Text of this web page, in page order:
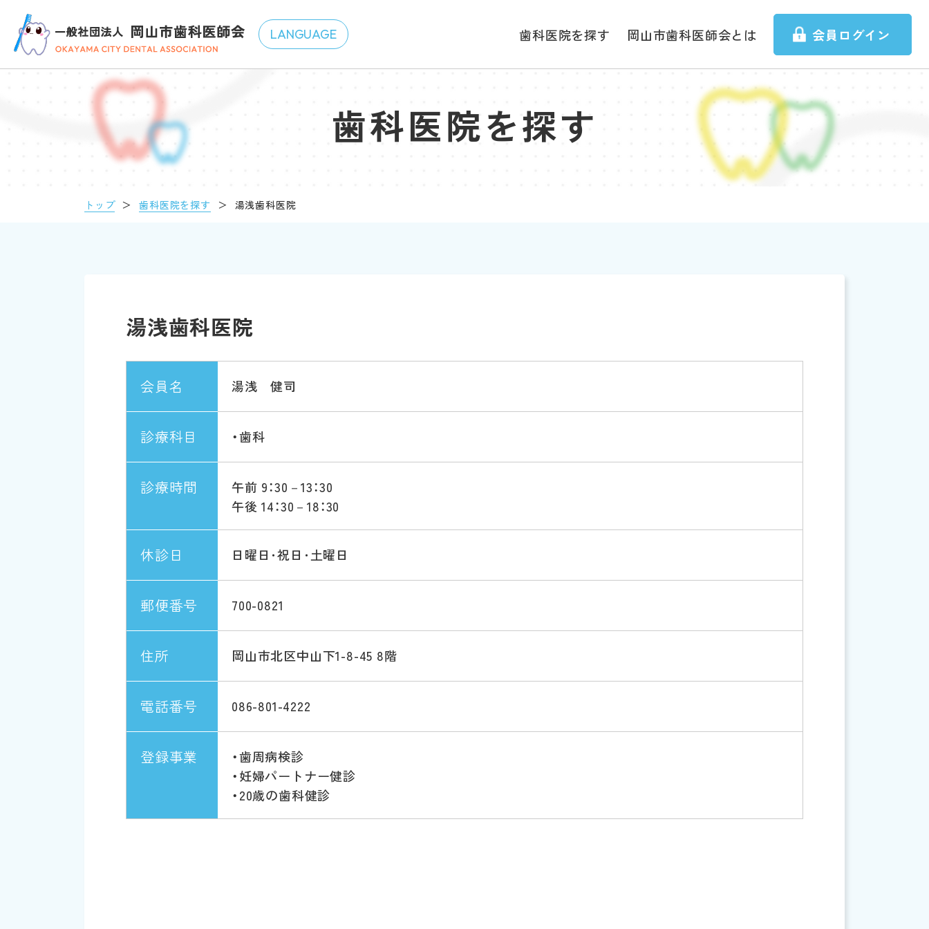
歯科医院を探す 岡山市歯科医師会とは 会員ログイン
歯科医院を探す
トップ ＞ 歯科医院を探す ＞ 湯浅歯科医院
湯浅歯科医院
会員名 湯浅 健司
診療科目 ・歯科
診療時間
午前 9：30－13：30
午後 14：30－18：30
休診日 日曜日･祝日･土曜日
郵便番号 700-0821
住所 岡山市北区中山下1-8-45 8階
電話番号 086-801-4222
登録事業
・歯周病検診
・妊婦パートナー健診
・20歳の歯科健診